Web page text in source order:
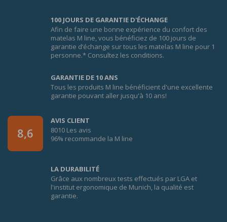
100 JOURS DE GARANTIE D'ÉCHANGE
Afin de faire une bonne expérience du confort des
matelas M line, vous bénéficiez de 100 jours de
garantie d’échange sur tous les matelas M line pour 1
personne.* Consultez les conditions.
GARANTIE DE 10 ANS
Tous les produits M line bénéficient d'une excellente
garantie pouvant aller jusqu'à 10 ans!
8,6
AVIS CLIENT
8010 Les avis
96% recommande la M line
LA DURABILITÉ
Grâce aux nombreux tests effectués par LGA et
l'institut ergonomique de Munich, la qualité est
garantie.